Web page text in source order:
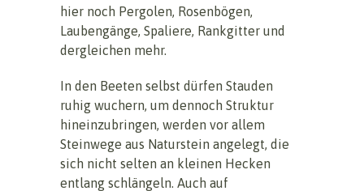
hier noch Pergolen, Rosenbögen,
Laubengänge, Spaliere, Rankgitter und
dergleichen mehr.
In den Beeten selbst dürfen Stauden
ruhig wuchern, um dennoch Struktur
hineinzubringen, werden vor allem
Steinwege aus Naturstein angelegt, die
sich nicht selten an kleinen Hecken
entlang schlängeln. Auch auf